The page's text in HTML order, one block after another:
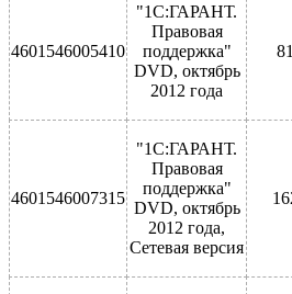
4601546005410
"1С:ГАРАНТ.
Правовая
поддержка"
DVD, октябрь
2012 года
4601546007315
"1С:ГАРАНТ.
Правовая
поддержка"
DVD, октябрь
2012 года,
Сетевая версия